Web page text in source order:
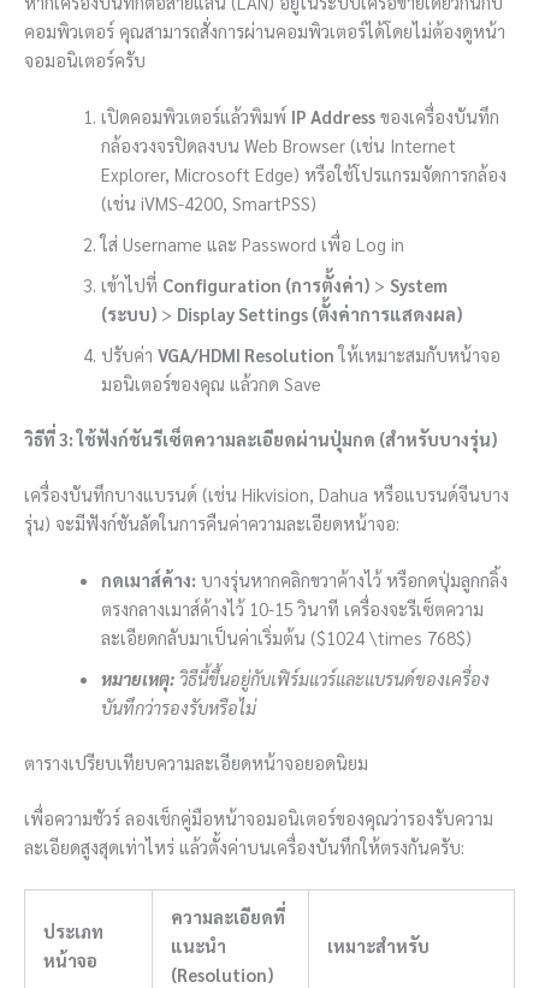
คอมพิวเตอร์ คุณสามารถสั่งการผ่านคอมพิวเตอร์ได้โดยไม่ต้องดูหน้า
จอมอนิเตอร์ครับ
เปิดคอมพิวเตอร์แล้วพิมพ์ IP Addressของเครื่องบันทึก
กล้องวงจรปิดลงบน Web Browser (เช่น Internet
Explorer, Microsoft Edge) หรือใช้โปรแกรมจัดการกล้อง
(เช่น iVMS-4200, SmartPSS)
ใส่ Username และ Password เพื่อ Log in
เข้าไปที่ Configuration (การตั้งค่า)> System
(ระบบ)> Display Settings (ตั้งค่าการแสดงผล)
ปรับค่า VGA/HDMI Resolution ให้เหมาะสมกับหน้าจอ
มอนิเตอร์ของคุณ แล้วกด Save
วิธีที่ 3: ใช้ฟังก์ชันรีเซ็ตความละเอียดผ่านปุ่มกด (สำหรับบางรุ่น)
เครื่องบันทึกบางแบรนด์ (เช่น Hikvision, Dahua หรือแบรนด์จีนบาง
รุ่น) จะมีฟังก์ชันลัดในการคืนค่าความละเอียดหน้าจอ:
กดเมาส์ค้าง: บางรุ่นหากคลิกขวาค้างไว้ หรือกดปุ่มลูกกลิ้ง
ตรงกลางเมาส์ค้างไว้ 10-15 วินาที เครื่องจะรีเซ็ตความ
ละเอียดกลับมาเป็นค่าเริ่มต้น ($1024 \times 768$)
หมายเหตุ:วิธีนี้ขึ้นอยู่กับเฟิร์มแวร์และแบรนด์ของเครื่อง
บันทึกว่ารองรับหรือไม่
ตารางเปรียบเทียบความละเอียดหน้าจอยอดนิยม
เพื่อความชัวร์ ลองเช็กคู่มือหน้าจอมอนิเตอร์ของคุณว่ารองรับความ
ละเอียดสูงสุดเท่าไหร่ แล้วตั้งค่าบนเครื่องบันทึกให้ตรงกันครับ:
ประเภท
หน้าจอ
ความละเอียดที่
แนะนำ
(Resolution)
เหมาะสำหรับ